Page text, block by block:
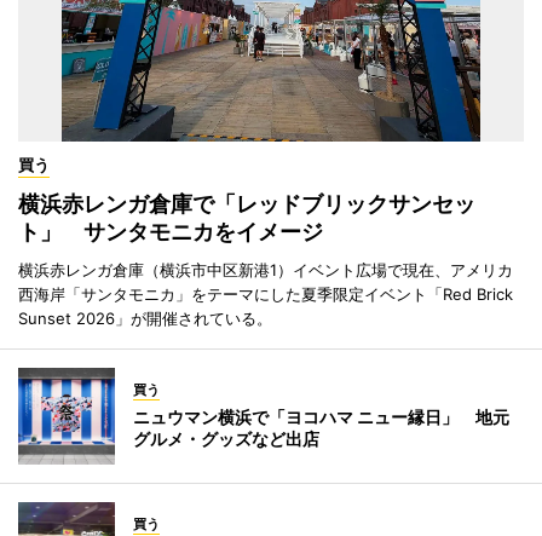
買う
横浜赤レンガ倉庫で「レッドブリックサンセッ
ト」 サンタモニカをイメージ
横浜赤レンガ倉庫（横浜市中区新港1）イベント広場で現在、アメリカ
西海岸「サンタモニカ」をテーマにした夏季限定イベント「Red Brick
Sunset 2026」が開催されている。
買う
ニュウマン横浜で「ヨコハマ ニュー縁日」 地元
グルメ・グッズなど出店
買う